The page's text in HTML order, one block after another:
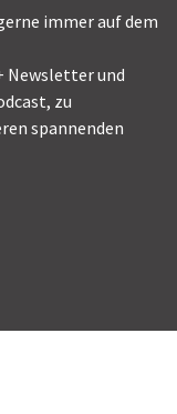
immer auf dem
Newsletter und
zu
spannenden